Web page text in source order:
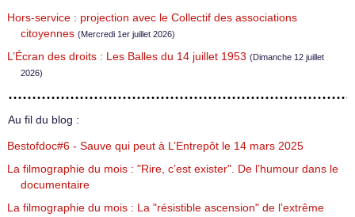
Hors-service : projection avec le Collectif des associations
citoyennes (Mercredi 1er juillet 2026)
L’Écran des droits : Les Balles du 14 juillet 1953 (Dimanche 12 juillet
2026)
Au fil du blog :
Bestofdoc#6 - Sauve qui peut à L’Entrepôt le 14 mars 2025
La filmographie du mois : "Rire, c’est exister". De l’humour dans le
documentaire
La filmographie du mois : La "résistible ascension" de l’extrême